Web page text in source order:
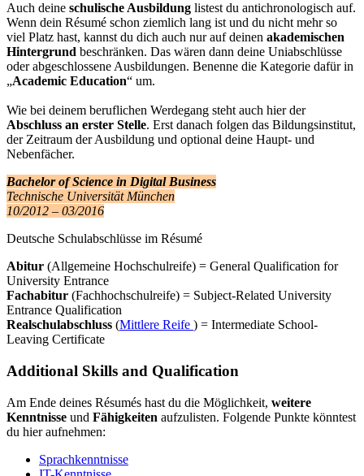
Auch deine schulische Ausbildung listest du antichronologisch auf.
Wenn dein Résumé schon ziemlich lang ist und du nicht mehr so
viel Platz hast, kannst du dich auch nur auf deinen akademischen
Hintergrund beschränken. Das wären dann deine Uniabschlüsse
oder abgeschlossene Ausbildungen. Benenne die Kategorie dafür in
„Academic Education“ um.
Wie bei deinem beruflichen Werdegang steht auch hier der
Abschluss an erster Stelle. Erst danach folgen das Bildungsinstitut,
der Zeitraum der Ausbildung und optional deine Haupt- und
Nebenfächer.
Bachelor of Science in Digital Business
Technische Universität München
10/2012 – 03/2016
Deutsche Schulabschlüsse im Résumé
Abitur (Allgemeine Hochschulreife) = General Qualification for
University Entrance
Fachabitur (Fachhochschulreife) = Subject-Related University
Entrance Qualification
Realschulabschluss (Mittlere Reife ) = Intermediate School-
Leaving Certificate
Additional Skills and Qualification
Am Ende deines Résumés hast du die Möglichkeit, weitere
Kenntnisse und Fähigkeiten aufzulisten. Folgende Punkte könntest
du hier aufnehmen:
Sprachkenntnisse